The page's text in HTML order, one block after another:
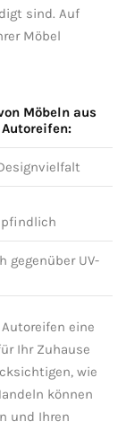
sind. ⁤Auf
Möbel
Möbeln aus
gegenüber UV-
eine
Ihr Zuhause
wie
können
und Ihren